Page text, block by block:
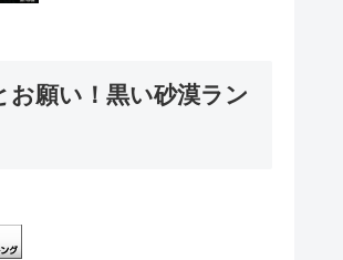
お願い！黒い砂漠ラン